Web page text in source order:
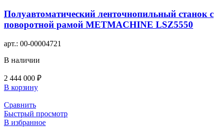
Полуавтоматический ленточнопильный станок с
поворотной рамой METMACHINE LSZ5550
арт.: 00-00004721
В наличии
2 444 000 ₽
В корзину
Сравнить
Быстрый просмотр
В избранное